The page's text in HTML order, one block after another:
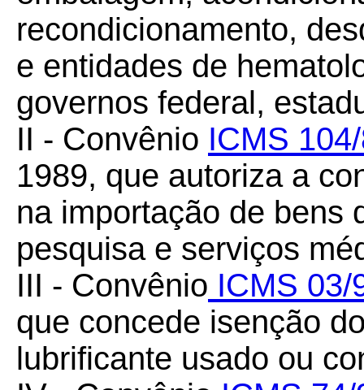
recondicionamento,
e entidades de
governos federal,
II - Convênio ICMS
1989, que autoriza a
na importação de bens
pesquisa e serviços
III - Convênio ICMS 03/
que concede isenção
lubrificante usado ou